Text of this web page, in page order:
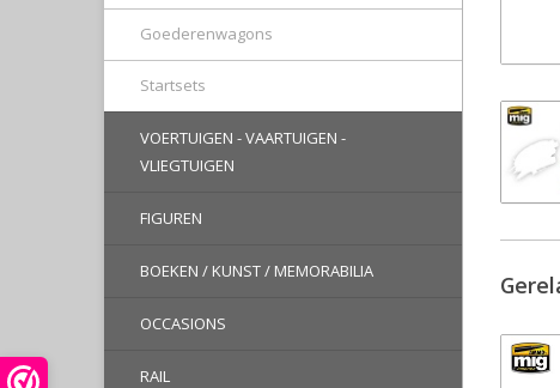
Goederenwagons
Startsets
VOERTUIGEN - VAARTUIGEN -
VLIEGTUIGEN
FIGUREN
BOEKEN / KUNST / MEMORABILIA
OCCASIONS
RAIL